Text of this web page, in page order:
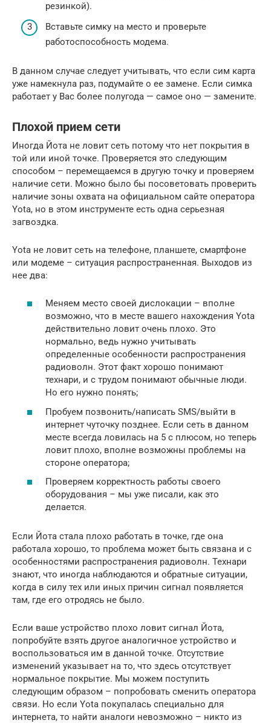
резинкой).
Вставьте симку на место и проверьте
работоспособность модема.
В данном случае следует учитывать, что если сим карта
уже намекнула раз, подумайте о ее замене. Если симка
работает у Вас более полугода — самое оно — замените.
Плохой прием сети
Иногда Йота не ловит сеть потому что нет покрытия в
той или иной точке. Проверяется это следующим
способом – перемещаемся в другую точку и проверяем
наличие сети. Можно было бы посоветовать проверить
наличие зоны охвата на официальном сайте оператора
Yota, но в этом инструменте есть одна серьезная
загвоздка.
Yota не ловит сеть на телефоне, планшете, смартфоне
или модеме – ситуация распространенная. Выходов из
нее два:
Меняем место своей дислокации – вполне
возможно, что в месте вашего нахождения Yota
действительно ловит очень плохо. Это
нормально, ведь нужно учитывать
определенные особенности распространения
радиоволн. Этот факт хорошо понимают
технари, и с трудом понимают обычные люди.
Но его нужно понять;
Пробуем позвонить/написать SMS/выйти в
интернет чуточку позднее. Если сеть в данном
месте всегда ловилась на 5 с плюсом, но теперь
ловит плохо, вполне возможны проблемы на
стороне оператора;
Проверяем корректность работы своего
оборудования – мы уже писали, как это
делается.
Если Йота стала плохо работать в точке, где она
работала хорошо, то проблема может быть связана и с
особенностями распространения радиоволн. Технари
знают, что иногда наблюдаются и обратные ситуации,
когда в силу тех или иных причин сигнал появляется
там, где его отродясь не было.
Если ваше устройство плохо ловит сигнал Йота,
попробуйте взять другое аналогичное устройство и
воспользоваться им в данной точке. Отсутствие
изменений указывает на то, что здесь отсутствует
нормальное покрытие. Мы можем поступить
следующим образом – попробовать сменить оператора
связи. Но если Yota покупалась специально для
интернета, то найти аналоги невозможно – никто из